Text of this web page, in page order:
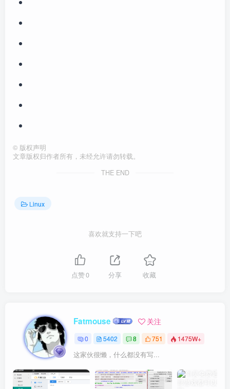
© 版权声明
文章版权归作者所有，未经允许请勿转载。
THE END
Linux
喜欢就支持一下吧
点赞0 分享 收藏
Fatmouse 关注
0 5402 8 751 1475W+
这家伙很懒，什么都没有写...